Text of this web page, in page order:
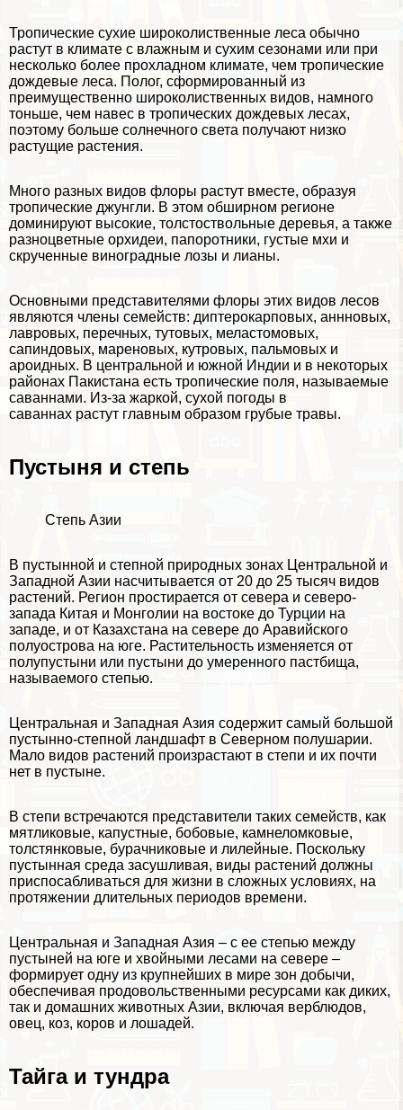
Тропические сухие широколиственные леса обычно
растут в климате с влажным и сухим сезонами или при
несколько более прохладном климате, чем тропические
дождевые леса. Полог, сформированный из
преимущественно широколиственных видов, намного
тоньше, чем навес в тропических дождевых лесах,
поэтому больше солнечного света получают низко
растущие растения.
Много разных видов флоры растут вместе, образуя
тропические джунгли. В этом обширном регионе
доминируют высокие, толстоствольные деревья, а также
разноцветные орхидеи, папоротники, густые мхи и
скрученные виноградные лозы и лианы.
Основными представителями флоры этих видов лесов
являются члeны семейств: диптерокарповых, аннновых,
лавровых, перечных, тутовых, меластомовых,
сапиндовых, мареновых, кутровых, пальмовых и
ароидных. В центральной и южной Индии и в некоторых
районах Пакистана есть тропические поля, называемые
саваннами. Из-за жаркой, сухой погоды в
саваннах растут главным образом грубые травы.
Пустыня и степь
Степь Азии
В пустынной и степной природных зонах Центральной и
Западной Азии насчитывается от 20 до 25 тысяч видов
растений. Регион простирается от севера и северо-
запада Китая и Монголии на востоке до Турции на
западе, и от Казахстана на севере до Аравийского
полуострова на юге. Растительность изменяется от
полупустыни или пустыни до умеренного пастбища,
называемого степью.
Центральная и Западная Азия содержит самый большой
пустынно-степной ландшафт в Северном полушарии.
Мало видов растений произрастают в степи и их почти
нет в пустыне.
В степи встречаются представители таких семейств, как
мятликовые, капустные, бобовые, камнеломковые,
толстянковые, бурачниковые и лилейные. Поскольку
пустынная среда засушливая, виды растений должны
приспосабливаться для жизни в сложных условиях, на
протяжении длительных периодов времени.
Центральная и Западная Азия – с ее степью между
пустыней на юге и хвойными лесами на севере –
формирует одну из крупнейших в мире зон добычи,
обеспечивая продовольственными ресурсами как диких,
так и домашних животных Азии, включая верблюдов,
овец, коз, коров и лошадей.
Тайга и тундра